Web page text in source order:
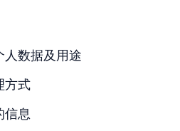
人数据及用途
方式
信息